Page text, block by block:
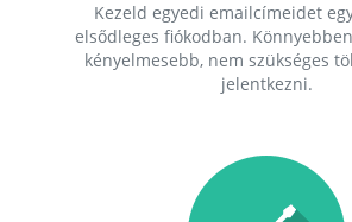
Kezeld egyedi emailcímeidet
elsődleges fiókodban.
kényelmesebb, nem szükséges
jelentkezni.